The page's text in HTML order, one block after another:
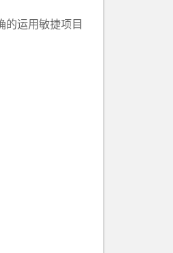
的运用敏捷项目